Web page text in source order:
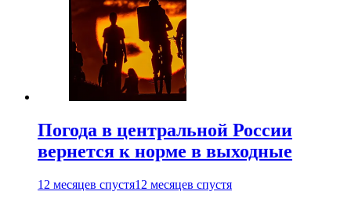
Погода в центральной России
вернется к норме в выходные
12 месяцев спустя12 месяцев спустя